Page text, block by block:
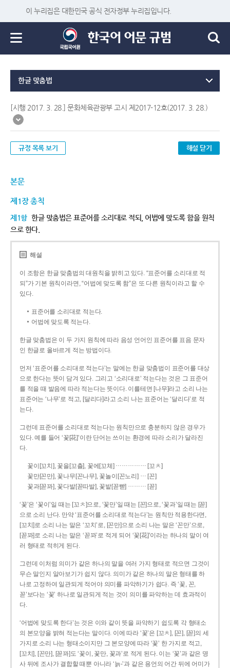
이 누리집은 대한민국 공식 전자정부 누리집입니다.
한글 맞춤법
[시행 2017. 3. 28.] 문화체육관광부 고시 제2017-12호(2017. 3. 28.)
규정 목록 보기 해설 닫기
본문
제1장 총칙
제1항 한글 맞춤법은 표준어를 소리대로 적되, 어법에 맞도록 함을 원칙
으로 한다.
해설
이 조항은 한글 맞춤법의 대원칙을 밝히고 있다. “표준어를 소리대로 적
되”가 기본 원칙이라면, “어법에 맞도록 함”은 또 다른 원칙이라고 할 수
있다.
표준어를 소리대로 적는다.
어법에 맞도록 적는다.
한글 맞춤법은 이 두 가지 원칙에 따라 음성 언어인 표준어를 표음 문자
인 한글로 올바르게 적는 방법이다.
먼저 ‘표준어를 소리대로 적는다’는 말에는 한글 맞춤법이 표준어를 대상
으로 한다는 뜻이 담겨 있다. 그리고 ‘소리대로’ 적는다는 것은 그 표준어
를 적을 때 발음에 따라 적는다는 뜻이다. 이를테면 [나무]라고 소리 나는
표준어는 ‘나무’로 적고, [달리다]라고 소리 나는 표준어는 ‘달리다’로 적
는다.
그런데 표준어를 소리대로 적는다는 원칙만으로 충분하지 않은 경우가
있다. 예를 들어 ‘꽃[花]’이란 단어는 쓰이는 환경에 따라 소리가 달라진
다.
꽃이[꼬치], 꽃을[꼬츨], 꽃에[꼬체] …………… [꼬ㅊ]
꽃만[꼰만], 꽃나무[꼰나무], 꽃놀이[꼰노리] … [꼰]
꽃과[꼳꽈], 꽃다발[꼳따발], 꽃밭[꼳빧] ……… [꼳]
‘꽃’은 ‘꽃이’일 때는 [꼬ㅊ]으로, ‘꽃만’일 때는 [꼰]으로, ‘꽃과’일 때는 [꼳]
으로 소리 난다. 만약 ‘표준어를 소리대로 적는다’는 원칙만 적용한다면,
[꼬치]로 소리 나는 말은 ‘꼬치’로, [꼰만]으로 소리 나는 말은 ‘꼰만’으로,
[꼳꽈]로 소리 나는 말은 ‘꼳꽈’로 적게 되어 ‘꽃[花]’이라는 하나의 말이 여
러 형태로 적히게 된다.
그런데 이처럼 의미가 같은 하나의 말을 여러 가지 형태로 적으면 그것이
무슨 말인지 알아보기가 쉽지 않다. 의미가 같은 하나의 말은 형태를 하
나로 고정하여 일관되게 적어야 의미를 파악하기가 쉽다. 즉 ‘꽃, 꼰,
꼳’보다는 ‘꽃’ 하나로 일관되게 적는 것이 의미를 파악하는 데 효과적이
다.
‘어법에 맞도록 한다’는 것은 이와 같이 뜻을 파악하기 쉽도록 각 형태소
의 본모양을 밝혀 적는다는 말이다. 이에 따라 ‘꽃’은 [꼬ㅊ], [꼰], [꼳]의 세
가지로 소리 나는 형태소이지만 그 본모양에 따라 ‘꽃’ 한 가지로 적고,
[꼬치], [꼰만], [꼳꽈]도 ‘꽃이, 꽃만, 꽃과’로 적게 된다. 이는 ‘꽃’과 같은 명
사 뒤에 조사가 결합할 때뿐 아니라 ‘늙-’과 같은 용언의 어간 뒤에 어미가